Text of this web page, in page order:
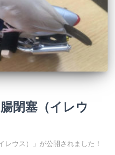
閉塞（イレウ
レウス）」が公開されました！